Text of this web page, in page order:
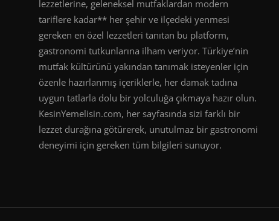
lezzetlerine, geleneksel mutfaklardan modern
tariflere kadar** her şehir ve ilçedeki yenmesi
gereken en özel lezzetleri tanıtan bu platform,
gastronomi tutkunlarına ilham veriyor. Türkiye’nin
mutfak kültürünü yakından tanımak isteyenler için
özenle hazırlanmış içeriklerle, her damak tadına
uygun tatlarla dolu bir yolculuğa çıkmaya hazır olun.
KesinYemelisin.com, her sayfasında sizi farklı bir
lezzet durağına götürerek, unutulmaz bir gastronomi
deneyimi için gereken tüm bilgileri sunuyor.